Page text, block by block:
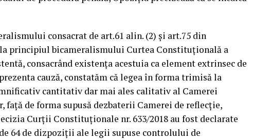
consacrat de art.61 alin. (2) şi art.75 din
principiul bicameralismului Curtea Constituţională a
consacrând existenţa acestuia ca element extrinsec de
cauză, constatăm că legea în forma trimisă la
cantitativ dar mai ales calitativ al Camerei
faţă de forma supusă dezbaterii Camerei de reflecţie,
Curţii Constituţionale nr. 633/2018 au fost declarate
64 de dizpoziţii ale legii supuse controlului de